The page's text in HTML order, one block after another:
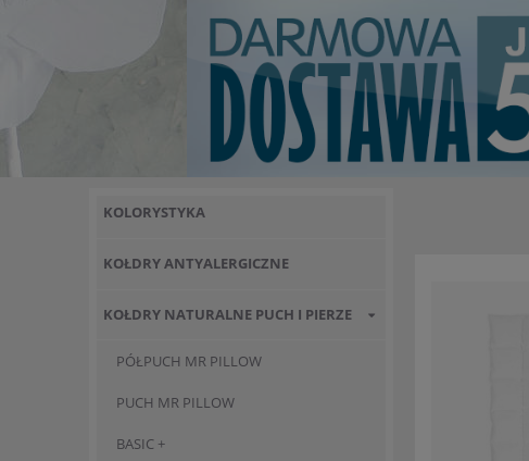
KOLORYSTYKA
KOŁDRY ANTYALERGICZNE
KOŁDRY NATURALNE PUCH I PIERZE
PÓŁPUCH MR PILLOW
PUCH MR PILLOW
BASIC +